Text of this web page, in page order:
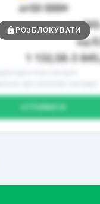
до50 000₴
до 365
від
1 132,58 3
РОЗБЛОКУВАТИ